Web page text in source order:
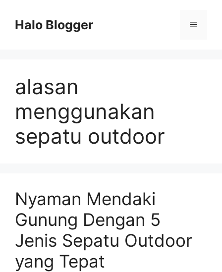
contentHalo Blogger Menu
alasan
menggunakan
sepatu outdoor
Nyaman Mendaki
Gunung Dengan 5
Jenis Sepatu Outdoor
yang Tepat